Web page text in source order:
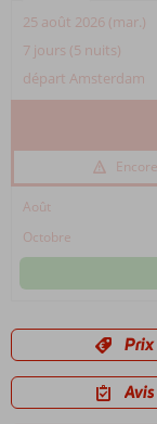
25 août 2026 (mar.)
7 jours (5 nuits)
départ Amsterdam
Août
Octobre
Prix
Avis